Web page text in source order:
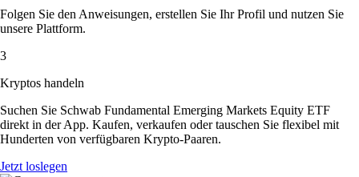
Folgen Sie den Anweisungen, erstellen Sie Ihr Profil und nutzen Sie
unsere Plattform.
3
Kryptos handeln
Suchen Sie Schwab Fundamental Emerging Markets Equity ETF
direkt in der App. Kaufen, verkaufen oder tauschen Sie flexibel mit
Hunderten von verfügbaren Krypto-Paaren.
Jetzt loslegen